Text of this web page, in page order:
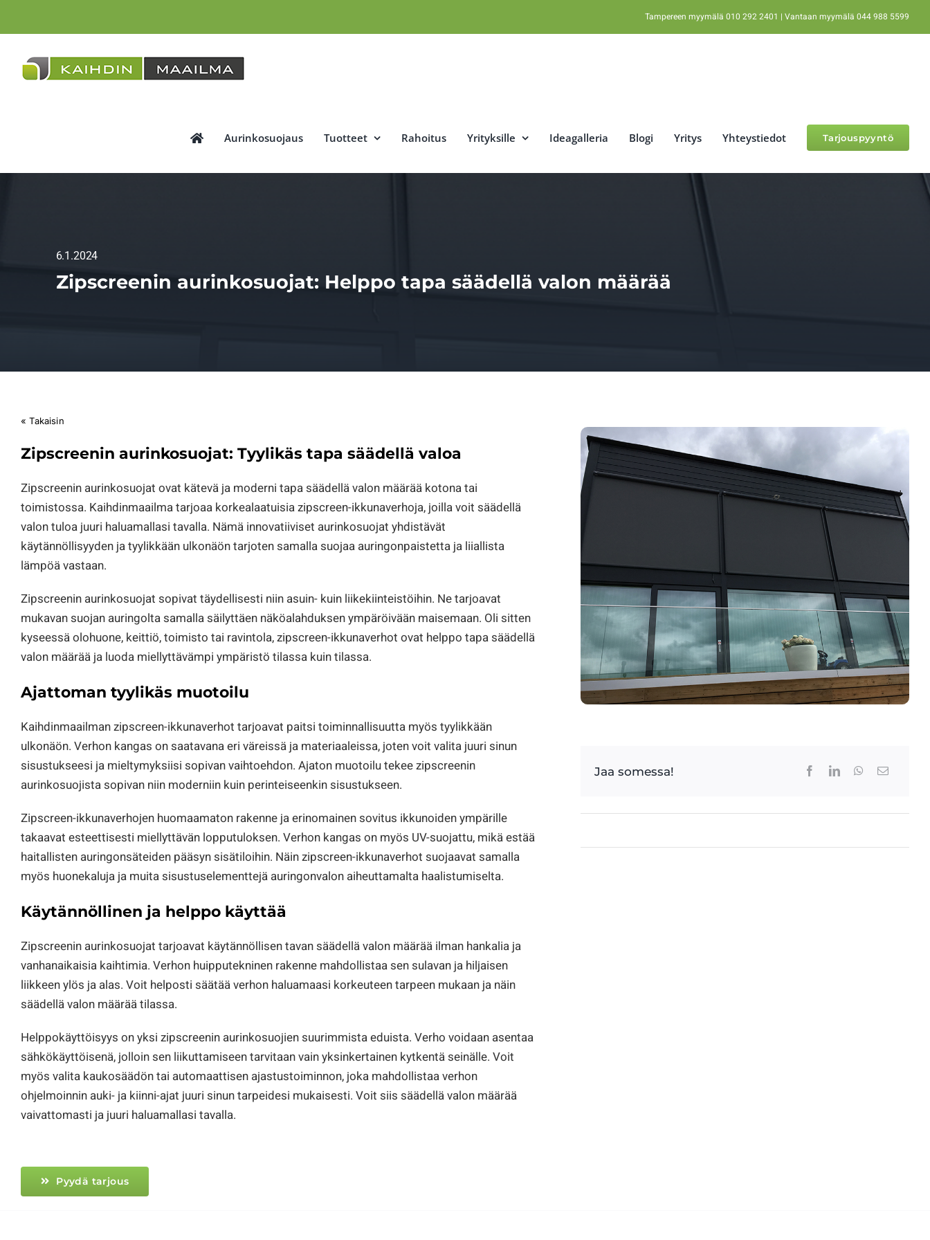
Tampereen myymälä 010 292 2401 | Vantaan myymälä 044 988 5599
Aurinkosuojaus Tuotteet Rahoitus Yrityksille Ideagalleria Blogi Yritys Yhteystiedot Tarjouspyyntö
6.1.2024
Zipscreenin aurinkosuojat: Helppo tapa säädellä valon määrää
« Takaisin
Zipscreenin aurinkosuojat: Tyylikäs tapa säädellä valoa
Zipscreenin aurinkosuojat ovat kätevä ja moderni tapa säädellä valon määrää kotona tai
toimistossa. Kaihdinmaailma tarjoaa korkealaatuisia zipscreen-ikkunaverhoja, joilla voit säädellä
valon tuloa juuri haluamallasi tavalla. Nämä innovatiiviset aurinkosuojat yhdistävät
käytännöllisyyden ja tyylikkään ulkonäön tarjoten samalla suojaa auringonpaistetta ja liiallista
lämpöä vastaan.
Zipscreenin aurinkosuojat sopivat täydellisesti niin asuin- kuin liikekiinteistöihin. Ne tarjoavat
mukavan suojan auringolta samalla säilyttäen näköalahduksen ympäröivään maisemaan. Oli sitten
kyseessä olohuone, keittiö, toimisto tai ravintola, zipscreen-ikkunaverhot ovat helppo tapa säädellä
valon määrää ja luoda miellyttävämpi ympäristö tilassa kuin tilassa.
Ajattoman tyylikäs muotoilu
Kaihdinmaailman zipscreen-ikkunaverhot tarjoavat paitsi toiminnallisuutta myös tyylikkään
ulkonäön. Verhon kangas on saatavana eri väreissä ja materiaaleissa, joten voit valita juuri sinun
sisustukseesi ja mieltymyksiisi sopivan vaihtoehdon. Ajaton muotoilu tekee zipscreenin
aurinkosuojista sopivan niin moderniin kuin perinteiseenkin sisustukseen.
Zipscreen-ikkunaverhojen huomaamaton rakenne ja erinomainen sovitus ikkunoiden ympärille
takaavat esteettisesti miellyttävän lopputuloksen. Verhon kangas on myös UV-suojattu, mikä estää
haitallisten auringonsäteiden pääsyn sisätiloihin. Näin zipscreen-ikkunaverhot suojaavat samalla
myös huonekaluja ja muita sisustuselementtejä auringonvalon aiheuttamalta haalistumiselta.
Käytännöllinen ja helppo käyttää
Zipscreenin aurinkosuojat tarjoavat käytännöllisen tavan säädellä valon määrää ilman hankalia ja
vanhanaikaisia kaihtimia. Verhon huipputekninen rakenne mahdollistaa sen sulavan ja hiljaisen
liikkeen ylös ja alas. Voit helposti säätää verhon haluamaasi korkeuteen tarpeen mukaan ja näin
säädellä valon määrää tilassa.
Helppokäyttöisyys on yksi zipscreenin aurinkosuojien suurimmista eduista. Verho voidaan asentaa
sähkökäyttöisenä, jolloin sen liikuttamiseen tarvitaan vain yksinkertainen kytkentä seinälle. Voit
myös valita kaukosäädön tai automaattisen ajastustoiminnon, joka mahdollistaa verhon
ohjelmoinnin auki- ja kiinni-ajat juuri sinun tarpeidesi mukaisesti. Voit siis säädellä valon määrää
vaivattomasti ja juuri haluamallasi tavalla.
Jaa somessa!
Pyydä tarjous